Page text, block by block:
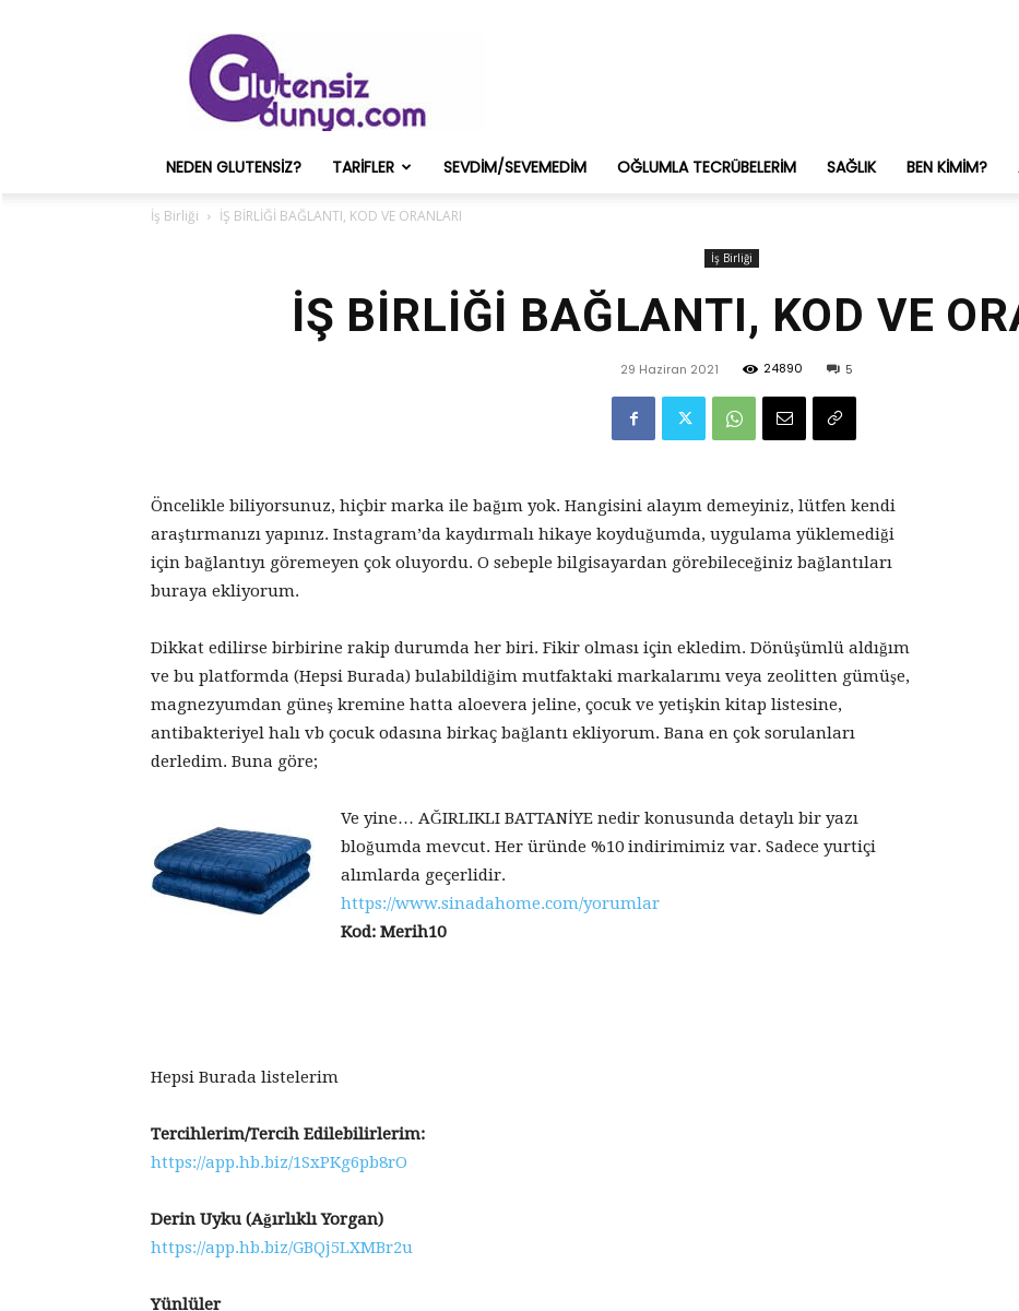
ve
Onun
Sağlık
Deneyimleri
NEDEN GLUTENSIZ? TARIFLER SEVDIM/SEVEMEDIM OĞLUMLA TECRÜBELERIM SAĞLIK BEN KIMIM?
İş Birliği İŞ BİRLİĞİ BAĞLANTI, KOD VE ORANLARI
İş Birliği
İŞ BİRLİĞİ BAĞLANTI, KOD VE
29 Haziran 2021 24890 5
Öncelikle biliyorsunuz, hiçbir marka ile bağım yok. Hangisini alayım demeyiniz, lütfen kendi
araştırmanızı yapınız. Instagram’da kaydırmalı hikaye koyduğumda, uygulama yüklemediği
için bağlantıyı göremeyen çok oluyordu. O sebeple bilgisayardan görebileceğiniz bağlantıları
buraya ekliyorum.
Dikkat edilirse birbirine rakip durumda her biri. Fikir olması için ekledim. Dönüşümlü aldığım
ve bu platformda (Hepsi Burada) bulabildiğim mutfaktaki markalarımı veya zeolitten gümüşe,
magnezyumdan güneş kremine hatta aloevera jeline, çocuk ve yetişkin kitap listesine,
antibakteriyel halı vb çocuk odasına birkaç bağlantı ekliyorum. Bana en çok sorulanları
derledim. Buna göre;
Ve yine… AĞIRLIKLI BATTANİYE nedir konusunda detaylı bir yazı
bloğumda mevcut. Her üründe %10 indirimimiz var. Sadece yurtiçi
alımlarda geçerlidir.
https://www.sinadahome.com/yorumlar
Kod: Merih10
Hepsi Burada listelerim
Tercihlerim/Tercih Edilebilirlerim:
https://app.hb.biz/1SxPKg6pb8rO
Derin Uyku (Ağırlıklı Yorgan)
https://app.hb.biz/GBQj5LXMBr2u
Yünlüler